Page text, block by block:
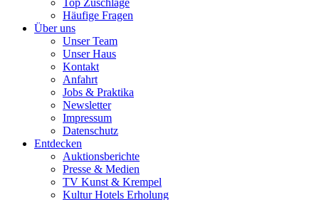
Top Zuschläge
Häufige Fragen
Über uns
Unser Team
Unser Haus
Kontakt
Anfahrt
Jobs & Praktika
Newsletter
Impressum
Datenschutz
Entdecken
Auktionsberichte
Presse & Medien
TV Kunst & Krempel
Kultur Hotels Erholung